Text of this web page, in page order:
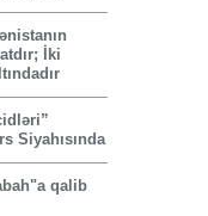
İki
Siyahısında
qalib